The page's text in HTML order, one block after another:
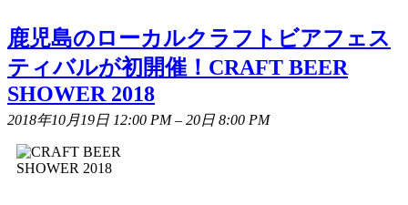
鹿児島のローカルクラフトビアフェス
ティバルが初開催！CRAFT BEER
SHOWER 2018
2018年10月19日 12:00 PM– 20日 8:00 PM